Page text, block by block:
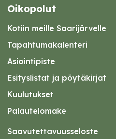
Oikopolut
Kotiin meille Saarijärvelle
Tapahtumakalenteri
Asiointipiste
Esityslistat ja pöytäkirjat
Kuulutukset
Palautelomake
Saavutettavuusseloste